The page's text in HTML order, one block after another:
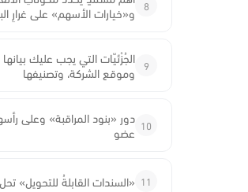
8
و«خيارات الأسهم» على غرارِ
9 الجُزْئيّات التي يجب عليك
وموقع الشركة، وتصنيفها
10 دور «بنود المراقبة» وعلى
عضو
11 «السندات القابلةُ للتحويل»